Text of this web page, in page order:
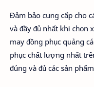
Đảm bảo cung cấp cho
và đầy đủ nhất khi chọn
may đồng phục quảng
phục chất lượng nhất
đúng và đủ các sản